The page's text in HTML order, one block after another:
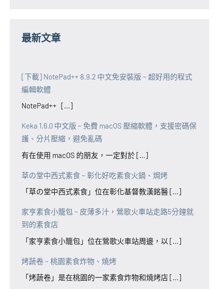
最新文章
[下載] NotePad++ 8.9.2 中文免安裝版 ~ 超好用的程式
編輯軟體
NotePad++ [...]
Keka 1.6.0 中文版 ~ 免費 macOS 壓縮軟體，支援密碼保
護、分片壓縮，避免亂碼
有在使用 macOS 的朋友，一定對於 [...]
草の堂中西式素食 ~ 彰化好吃素食火鍋、焗烤
「草の堂中西式素食」位在彰化基督教漢銘醫 [...]
家亨素食小籠包 ~ 皮薄多汁，鶯歌火車站走路5分鐘就
到的素食店
「家亨素食小籠包」位在鶯歌火車站周邊，以 [...]
烤蔬卷 ~ 桃園素食炸物、燒烤
「烤蔬卷」是在桃園的一家素食炸物和燒烤店 [...]